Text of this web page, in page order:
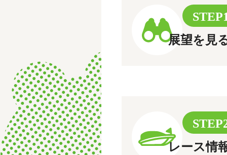
展望を見
レース情